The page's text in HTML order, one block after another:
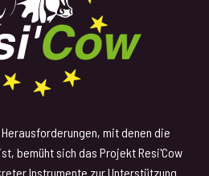
mit denen die
bemüht sich das Projekt Resi'Cow
Instrumente zur Unterstützung